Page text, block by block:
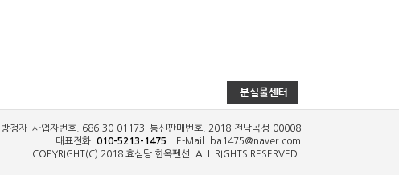
정자 사업자번호. 686-30-01173 통신판매번호. 2018-전남곡성-00008
대표전화. 010-5213-1475 E-Mail. ba1475@naver.com
COPYRIGHT(C) 2018 효심당 한옥펜션 . ALL RIGHTS RESERVED.